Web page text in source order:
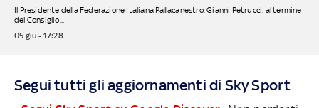
Il Presidente della Federazione Italiana Pallacanestro, Gianni Petrucci, al termine
del Consiglio...
05 giu - 17:28
Segui tutti gli aggiornamenti di Sky Sport